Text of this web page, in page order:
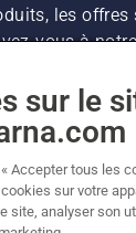
les offres
vous à
À LA
sur le
Accepter tous les
sur votre
site, analyser son